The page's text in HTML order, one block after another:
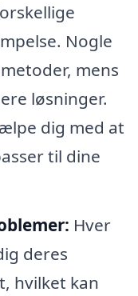
Nogle
mens
løsninger.
dig med at
til dine
Hver
deres
hvilket kan